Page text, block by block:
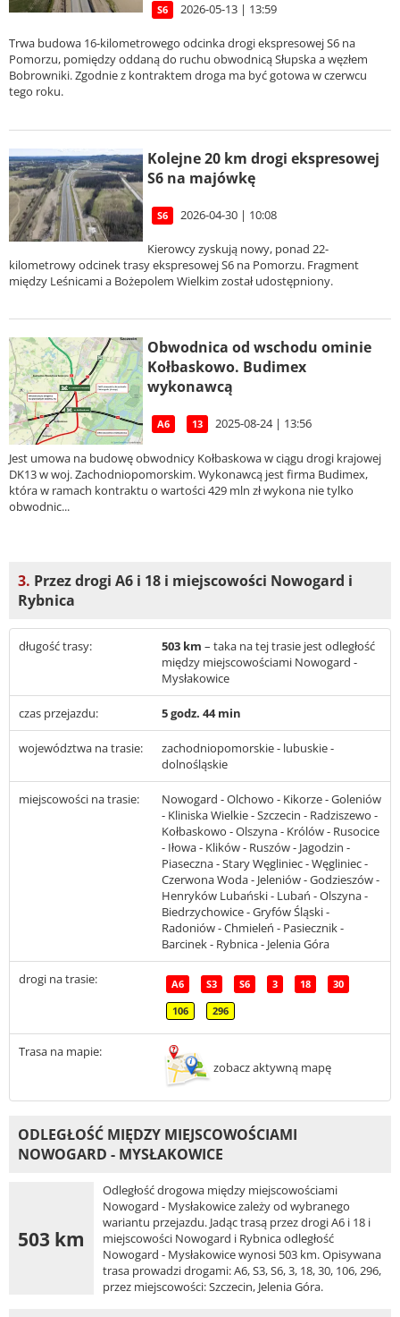
S6 2026-05-13 | 13:59
Trwa budowa 16-kilometrowego odcinka drogi ekspresowej S6 na
Pomorzu, pomiędzy oddaną do ruchu obwodnicą Słupska a węzłem
Bobrowniki. Zgodnie z kontraktem droga ma być gotowa w czerwcu
tego roku.
Kolejne 20 km drogi ekspresowej
S6 na majówkę
S6 2026-04-30 | 10:08
Kierowcy zyskują nowy, ponad 22-
kilometrowy odcinek trasy ekspresowej S6 na Pomorzu. Fragment
między Leśnicami a Bożepolem Wielkim został udostępniony.
Obwodnica od wschodu ominie
Kołbaskowo. Budimex
wykonawcą
A6 13 2025-08-24 | 13:56
Jest umowa na budowę obwodnicy Kołbaskowa w ciągu drogi krajowej
DK13 w woj. Zachodniopomorskim. Wykonawcą jest firma Budimex,
która w ramach kontraktu o wartości 429 mln zł wykona nie tylko
obwodnic...
3. Przez drogi A6 i 18 i miejscowości Nowogard i
Rybnica
długość trasy: 503 km – taka na tej trasie jest odległość
między miejscowościami Nowogard -
Mysłakowice
czas przejazdu: 5 godz. 44 min
województwa na trasie:
zachodniopomorskie - lubuskie -
dolnośląskie
miejscowości na trasie:
Nowogard - Olchowo - Kikorze - Goleniów
- Kliniska Wielkie - Szczecin - Radziszewo -
Kołbaskowo - Olszyna - Królów - Rusocice
- Iłowa - Klików - Ruszów - Jagodzin -
Piaseczna - Stary Węgliniec - Węgliniec -
Czerwona Woda - Jeleniów - Godzieszów -
Henryków Lubański - Lubań - Olszyna -
Biedrzychowice - Gryfów Śląski -
Radoniów - Chmieleń - Pasiecznik -
Barcinek - Rybnica - Jelenia Góra
drogi na trasie: A6 S3 S6 3 18 30
106 296
Trasa na mapie:
zobacz aktywną mapę
ODLEGŁOŚĆ MIĘDZY MIEJSCOWOŚCIAMI
NOWOGARD - MYSŁAKOWICE
503 km
Odległość drogowa między miejscowościami
Nowogard - Mysłakowice zależy od wybranego
wariantu przejazdu. Jadąc trasą przez drogi A6 i 18 i
miejscowości Nowogard i Rybnica odległość
Nowogard - Mysłakowice wynosi 503 km. Opisywana
trasa prowadzi drogami: A6, S3, S6, 3, 18, 30, 106, 296,
przez miejscowości: Szczecin, Jelenia Góra.